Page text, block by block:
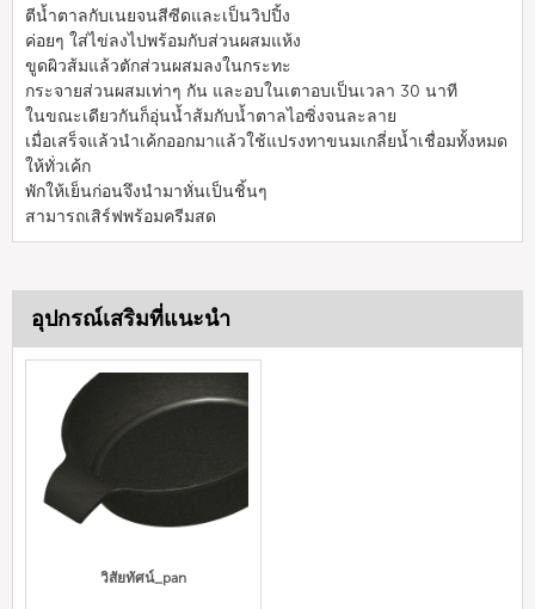
ตีน้ำตาลกับเนยจนสีซีดและเป็นวิปปิ้ง
ค่อยๆ ใส่ไข่ลงไปพร้อมกับส่วนผสมแห้ง
ขูดผิวส้มแล้วตักส่วนผสมลงในกระทะ
กระจายส่วนผสมเท่าๆ กัน และอบในเตาอบเป็นเวลา 30 นาที
ในขณะเดียวกันก็อุ่นน้ำส้มกับน้ำตาลไอซิ่งจนละลาย
เมื่อเสร็จแล้วนำเค้กออกมาแล้วใช้แปรงทาขนมเกลี่ยน้ำเชื่อมทั้งหมด
ให้ทั่วเค้ก
พักให้เย็นก่อนจึงนำมาหั่นเป็นชิ้นๆ
สามารถเสิร์ฟพร้อมครีมสด
อุปกรณ์เสริมที่แนะนำ
วิสัยทัศน์_pan